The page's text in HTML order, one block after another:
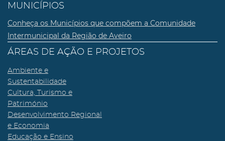
MUNICÍPIOS
Conheça os Municípios que compõem a Comunidade
Intermunicipal da Região de Aveiro
ÁREAS DE AÇÃO E PROJETOS
Ambiente e
Sustentabilidade
Cultura, Turismo e
Património
Desenvolvimento Regional
e Economia
Educação e Ensino